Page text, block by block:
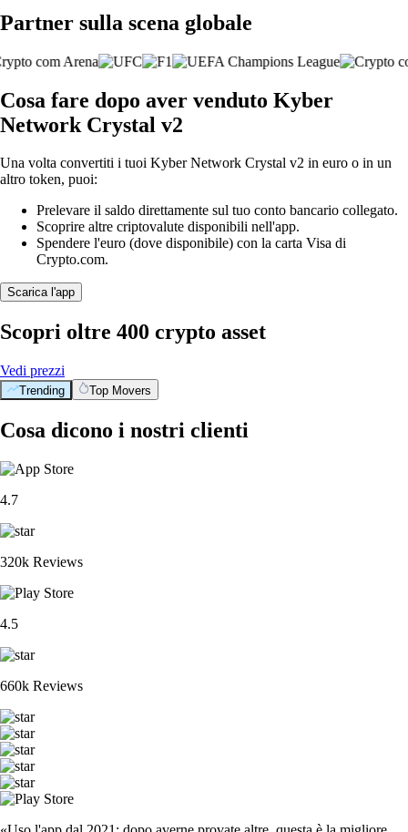
Partner sulla scena globale
Cosa fare dopo aver venduto Kyber
Network Crystal v2
Una volta convertiti i tuoi Kyber Network Crystal v2 in euro o in un
altro token, puoi:
Prelevare il saldo direttamente sul tuo conto bancario collegato.
Scoprire altre criptovalute disponibili nell'app.
Spendere l'euro (dove disponibile) con la carta Visa di
Crypto.com.
Scarica l'app
Scopri oltre 400 crypto asset
Vedi prezzi
Trending Top Movers
Cosa dicono i nostri clienti
4.7
320k Reviews
4.5
660k Reviews